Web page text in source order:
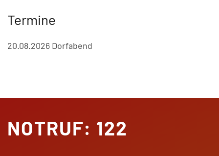
Termine
20.08.2026 Dorfabend
NOTRUF: 122